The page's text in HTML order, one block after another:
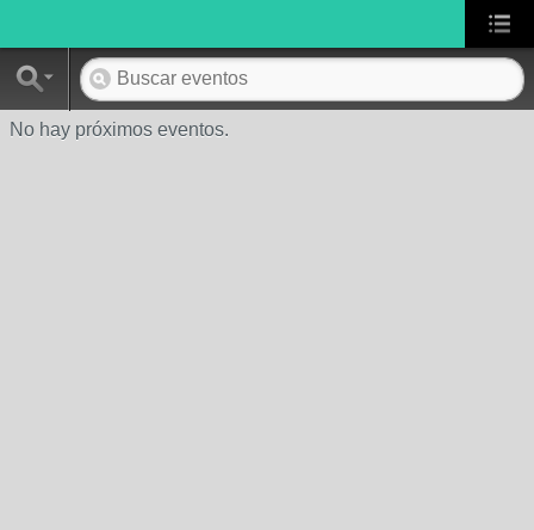
No hay próximos eventos.